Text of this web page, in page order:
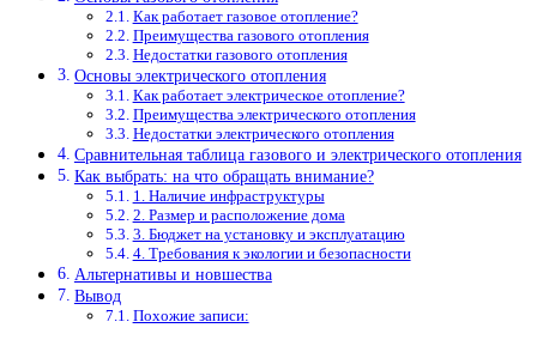
Как работает газовое отопление?
Преимущества газового отопления
Недостатки газового отопления
Основы электрического отопления
Как работает электрическое отопление?
Преимущества электрического отопления
Недостатки электрического отопления
Сравнительная таблица газового и электрического отопления
Как выбрать: на что обращать внимание?
1. Наличие инфраструктуры
2. Размер и расположение дома
3. Бюджет на установку и эксплуатацию
4. Требования к экологии и безопасности
Альтернативы и новшества
Вывод
Похожие записи: